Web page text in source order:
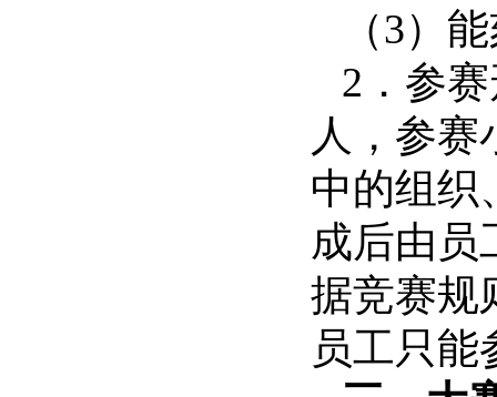
（3）
2．参
人，参
中的组织
成后由员
据竞赛规
员工只能